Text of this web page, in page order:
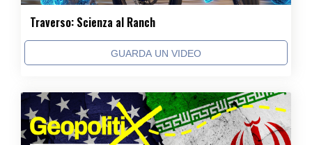
Traverso: Scienza al Ranch
GUARDA UN VIDEO